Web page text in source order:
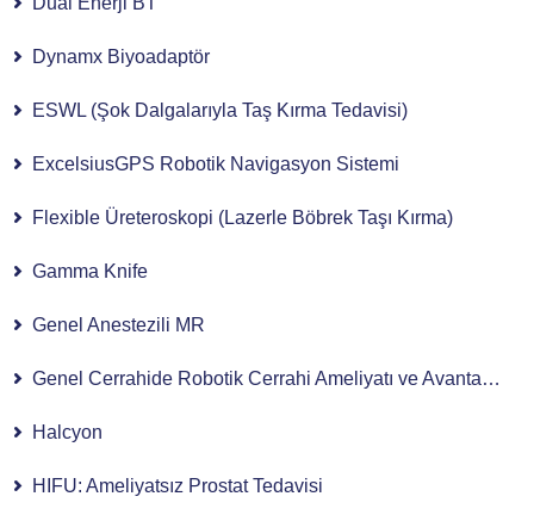
Dynamx Biyoadaptör
ESWL (Şok Dalgalarıyla Taş Kırma Tedavisi)
ExcelsiusGPS Robotik Navigasyon Sistemi
Flexible Üreteroskopi (Lazerle Böbrek Taşı Kırma)
Gamma Knife
Genel Anestezili MR
Genel Cerrahide Robotik Cerrahi Ameliyatı ve Avantajları
Halcyon
HIFU: Ameliyatsız Prostat Tedavisi